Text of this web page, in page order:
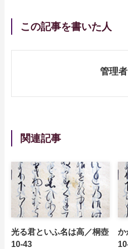
この記事を書いた人
管理者
関連記事
光る君といふ名は高／桐壺
10-43
か